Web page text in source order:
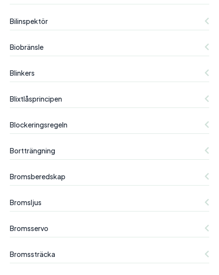
Bilinspektör
Biobränsle
Blinkers
Blixtlåsprincipen
Blockeringsregeln
Bortträngning
Bromsberedskap
Bromsljus
Bromsservo
Bromssträcka